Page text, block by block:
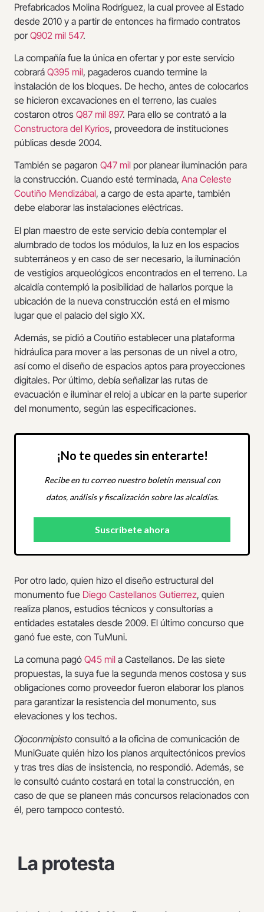
Prefabricados Molina Rodríguez, la cual provee al Estado
desde 2010 y a partir de entonces ha firmado contratos
porQ902 mil 547.
La compañía fue la única en ofertar y por este servicio
cobrará Q395 mil, pagaderos cuando termine la
instalación de los bloques. De hecho, antes de colocarlos
se hicieron excavaciones en el terreno, las cuales
costaron otros Q87 mil 897. Para ello se contrató a la
Constructora del Kyrios, proveedora de instituciones
públicas desde 2004.
También se pagaron Q47 mil por planear iluminación para
la construcción. Cuando esté terminada, Ana Celeste
Coutiño Mendizábal, a cargo de esta aparte, también
debe elaborar las instalaciones eléctricas.
El plan maestro de este servicio debía contemplar el
alumbrado de todos los módulos, la luz en los espacios
subterráneos y en caso de ser necesario, la iluminación
de vestigios arqueológicos encontrados en el terreno. La
alcaldía contempló la posibilidad de hallarlos porque la
ubicación de la nueva construcción está en el mismo
lugar que el palacio del siglo XX.
Además, se pidió a Coutiño establecer una plataforma
hidráulica para mover a las personas de un nivel a otro,
así como el diseño de espacios aptos para proyecciones
digitales. Por último, debía señalizar las rutas de
evacuación e iluminar el reloj a ubicar en la parte superior
del monumento, según las especificaciones.
¡No te quedes sin enterarte!
Recibe en tu correo nuestro boletín mensual con
datos, análisis y fiscalización sobre las alcaldías.
Por otro lado, quien hizo el diseño estructural del
monumento fue Diego Castellanos Gutierrez, quien
realiza planos, estudios técnicos y consultorías a
entidades estatales desde 2009. El último concurso que
ganó fue este, con TuMuni.
La comuna pagó Q45 mil a Castellanos. De las siete
propuestas, la suya fue la segunda menos costosa y sus
obligaciones como proveedor fueron elaborar los planos
para garantizar la resistencia del monumento, sus
elevaciones y los techos.
Ojoconmipisto consultó a la oficina de comunicación de
MuniGuate quién hizo los planos arquitectónicos previos
y tras tres días de insistencia, no respondió. Además, se
le consultó cuánto costará en total la construcción, en
caso de que se planeen más concursos relacionados con
él, pero tampoco contestó.
La protesta